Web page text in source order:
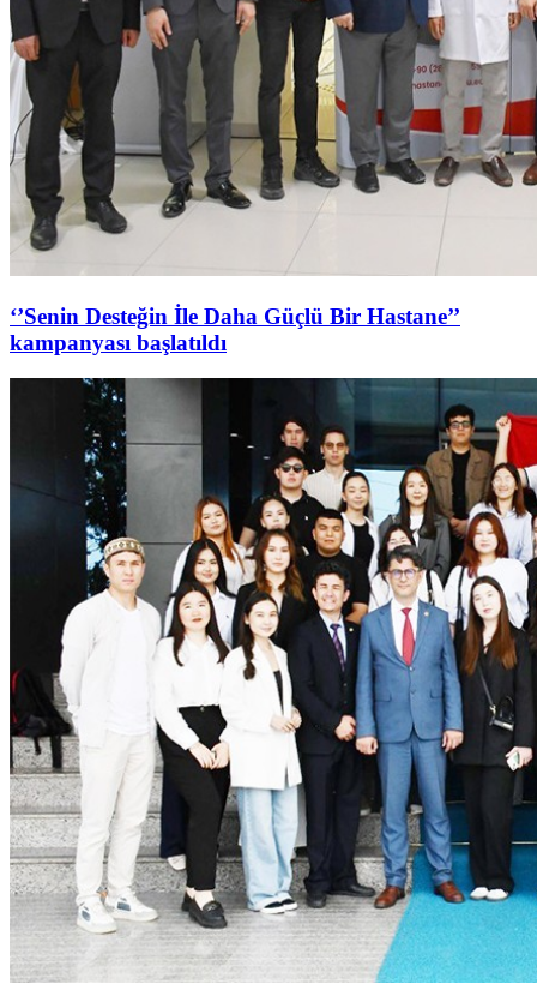
‘’Senin Desteğin İle Daha Güçlü Bir Hastane’’
kampanyası başlatıldı